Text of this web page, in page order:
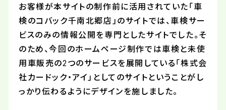
お客様が本サイトの制作前に活用されていた「車
検のコバック千南北郷店」のサイトでは、車検サー
ビスのみの情報公開を専門としたサイトでした。そ
のため、今回のホームページ制作では車検と未使
用車販売の2 つのサービスを展開している「株式会
社カードック・アイ」としてのサイトということがし
っかり伝わるようにデザインを施しました。